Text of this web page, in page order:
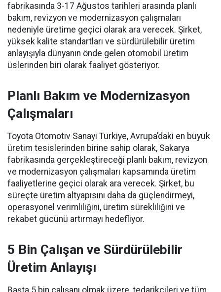
fabrikasında 3-17 Ağustos tarihleri arasında planlı
bakım, revizyon ve modernizasyon çalışmaları
nedeniyle üretime geçici olarak ara verecek. Şirket,
yüksek kalite standartları ve sürdürülebilir üretim
anlayışıyla dünyanın önde gelen otomobil üretim
üslerinden biri olarak faaliyet gösteriyor.
Planlı Bakım ve Modernizasyon
Çalışmaları
Toyota Otomotiv Sanayi Türkiye, Avrupa’daki en büyük
üretim tesislerinden birine sahip olarak, Sakarya
fabrikasında gerçekleştireceği planlı bakım, revizyon
ve modernizasyon çalışmaları kapsamında üretim
faaliyetlerine geçici olarak ara verecek. Şirket, bu
süreçte üretim altyapısını daha da güçlendirmeyi,
operasyonel verimliliğini, üretim sürekliliğini ve
rekabet gücünü artırmayı hedefliyor.
5 Bin Çalışan ve Sürdürülebilir
Üretim Anlayışı
Başta 5 bin çalışanı olmak üzere, tedarikçileri ve tüm